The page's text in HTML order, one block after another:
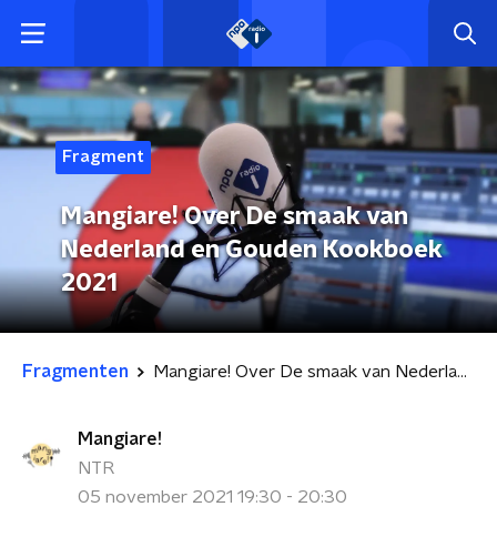
Fragment
Mangiare! Over De smaak van
Nederland en Gouden Kookboek
2021
Fragmenten Mangiare! Over De smaak van Nederland en Gouden Kookboek 2021
Mangiare!
NTR
05 november 2021 19:30 - 20:30